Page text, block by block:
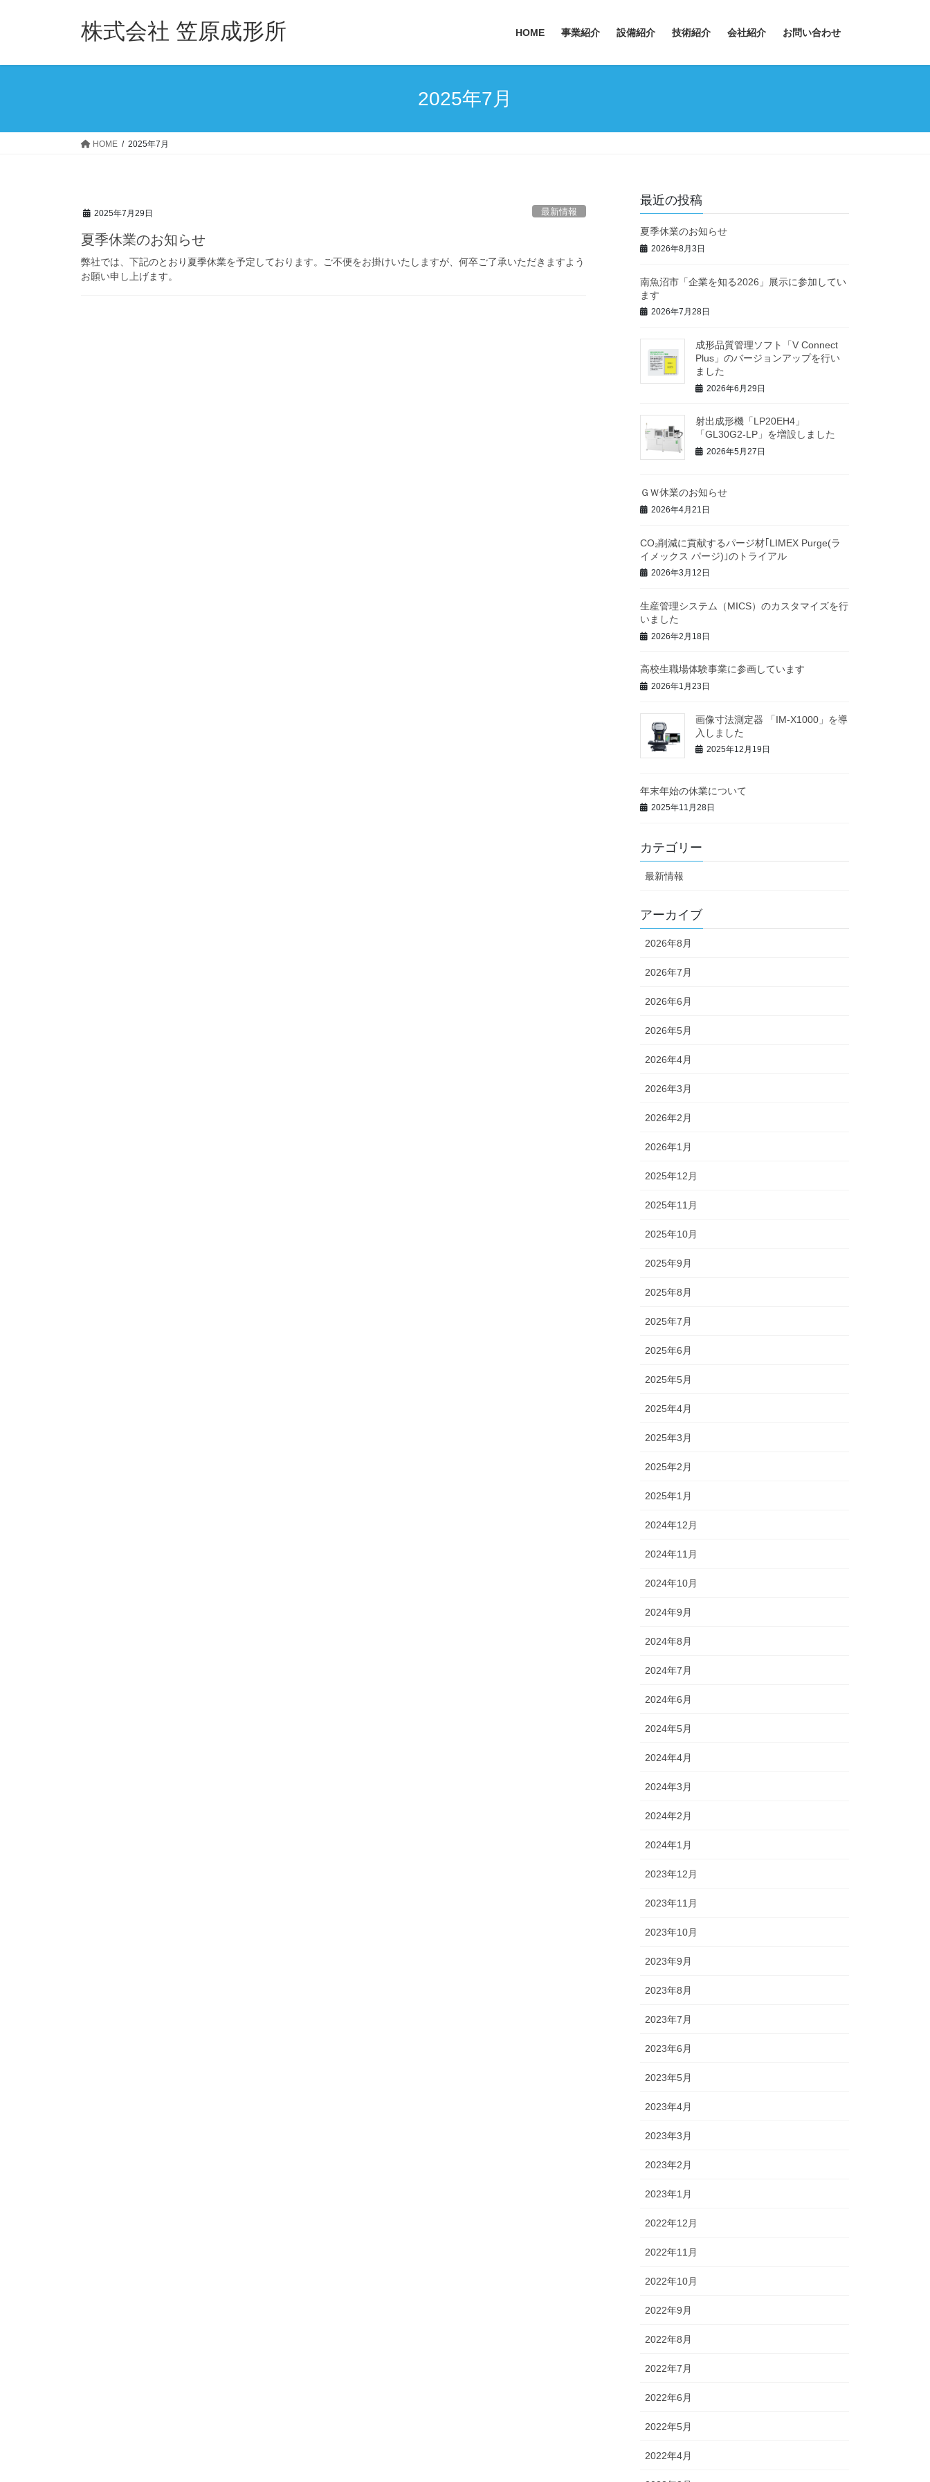
株式会社 笠原成形所 HOME 事業紹介 設備紹介 技術紹介 会社紹介 お問い合わせ
2025年7月
HOME 2025年7月
2025年7月29日 最新情報
夏季休業のお知らせ
弊社では、下記のとおり夏季休業を予定しております。ご不便をお掛けいたしますが、何卒ご了承いただきますよう
お願い申し上げます。
最近の投稿
夏季休業のお知らせ
2026年8月3日
南魚沼市「企業を知る2026」展示に参加してい
ます
2026年7月28日
成形品質管理ソフト「V Connect
Plus」のバージョンアップを行い
ました
2026年6月29日
射出成形機「LP20EH4」
「GL30G2-LP」を増設しました
2026年5月27日
ＧＷ休業のお知らせ
2026年4月21日
CO₂削減に貢献するパージ材｢LIMEX Purge(ラ
イメックス パージ)｣のトライアル
2026年3月12日
生産管理システム（MICS）のカスタマイズを行
いました
2026年2月18日
高校生職場体験事業に参画しています
2026年1月23日
画像寸法測定器 「IM-X1000」を導
入しました
2025年12月19日
年末年始の休業について
2025年11月28日
カテゴリー
最新情報
アーカイブ
2026年8月
2026年7月
2026年6月
2026年5月
2026年4月
2026年3月
2026年2月
2026年1月
2025年12月
2025年11月
2025年10月
2025年9月
2025年8月
2025年7月
2025年6月
2025年5月
2025年4月
2025年3月
2025年2月
2025年1月
2024年12月
2024年11月
2024年10月
2024年9月
2024年8月
2024年7月
2024年6月
2024年5月
2024年4月
2024年3月
2024年2月
2024年1月
2023年12月
2023年11月
2023年10月
2023年9月
2023年8月
2023年7月
2023年6月
2023年5月
2023年4月
2023年3月
2023年2月
2023年1月
2022年12月
2022年11月
2022年10月
2022年9月
2022年8月
2022年7月
2022年6月
2022年5月
2022年4月